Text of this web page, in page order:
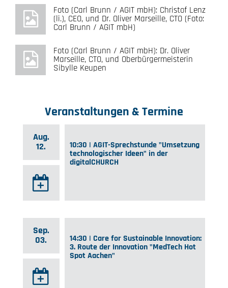
Foto (Carl Brunn / AGIT mbH): Christof Lenz
(li.), CEO, und Dr. Oliver Marseille, CTO (Foto:
Carl Brunn / AGIT mbH)
Foto (Carl Brunn / AGIT mbH): Dr. Oliver
Marseille, CTO, und Oberbürgermeisterin
Sibylle Keupen
Veranstaltungen & Termine
Aug.
12.
10:30 | AGIT-Sprechstunde "Umsetzung
technologischer Ideen" in der
digitalCHURCH
Sep.
03.
14:30 | Care for Sustainable Innovation:
3. Route der Innovation "MedTech Hot
Spot Aachen"